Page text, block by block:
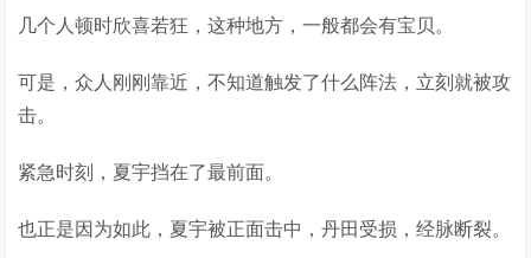
几个人顿时欣喜若狂，这种地方，一般都会有宝贝。
可是，众人刚刚靠近，不知道触发了什么阵法，立刻就被攻
击。
紧急时刻，夏宇挡在了最前面。
也正是因为如此，夏宇被正面击中，丹田受损，经脉断裂。